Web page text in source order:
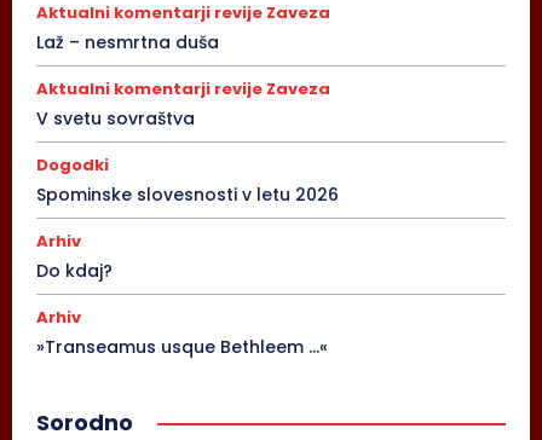
Aktualni komentarji revije Zaveza
Laž – nesmrtna duša
Aktualni komentarji revije Zaveza
V svetu sovraštva
Dogodki
Spominske slovesnosti v letu 2026
Arhiv
Do kdaj?
Arhiv
»Transeamus usque Bethleem …«
Sorodno